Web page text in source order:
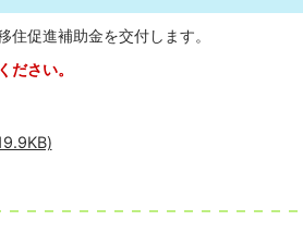
促進補助金を交付します。
さい。